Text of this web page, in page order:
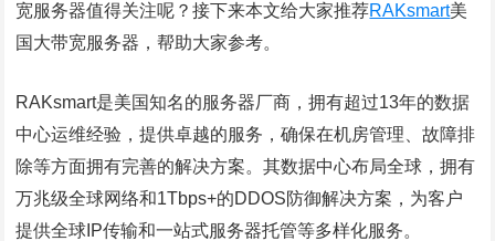
宽服务器值得关注呢？接下来本文给大家推荐RAKsmart美
国大带宽服务器，帮助大家参考。
RAKsmart是美国知名的服务器厂商，拥有超过13年的数据
中心运维经验，提供卓越的服务，确保在机房管理、故障排
除等方面拥有完善的解决方案。其数据中心布局全球，拥有
万兆级全球网络和1Tbps+的DDOS防御解决方案，为客户
提供全球IP传输和一站式服务器托管等多样化服务。